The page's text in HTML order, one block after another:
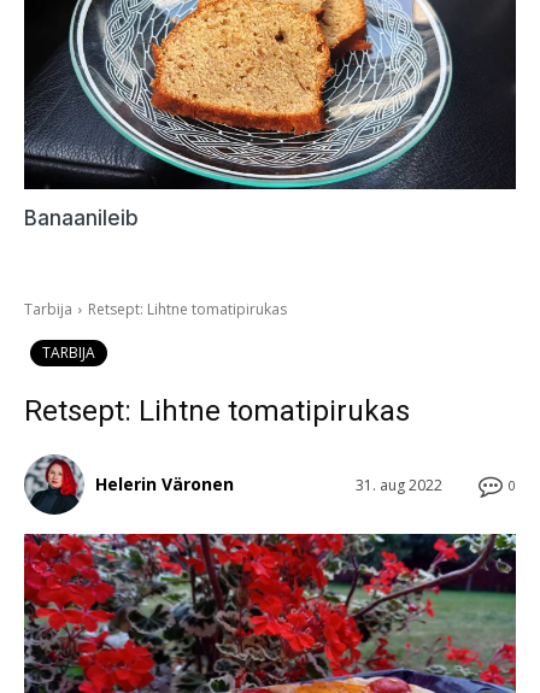
Banaanileib